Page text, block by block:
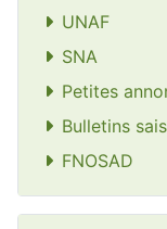
UNAF
SNA
Petites
Bulletins
FNOSAD